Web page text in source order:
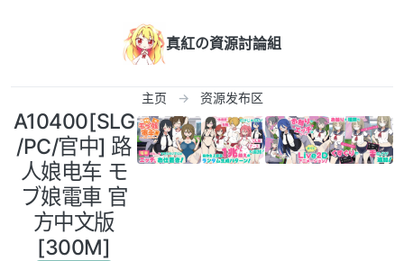
真紅の資源討論組
主页 资源发布区
A10400[SLG
/PC/官中] 路
人娘电车 モ
ブ娘電車 官
方中文版
[300M]